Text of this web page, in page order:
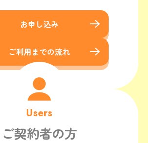
お申し込み
ご利用までの流れ
Users
ご契約者の方